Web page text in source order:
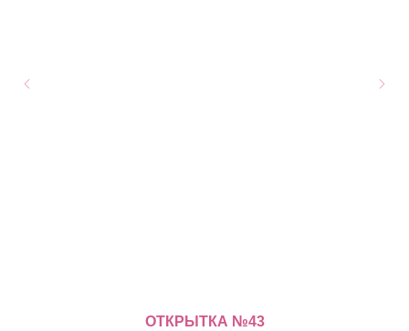
ОТКРЫТКА №43